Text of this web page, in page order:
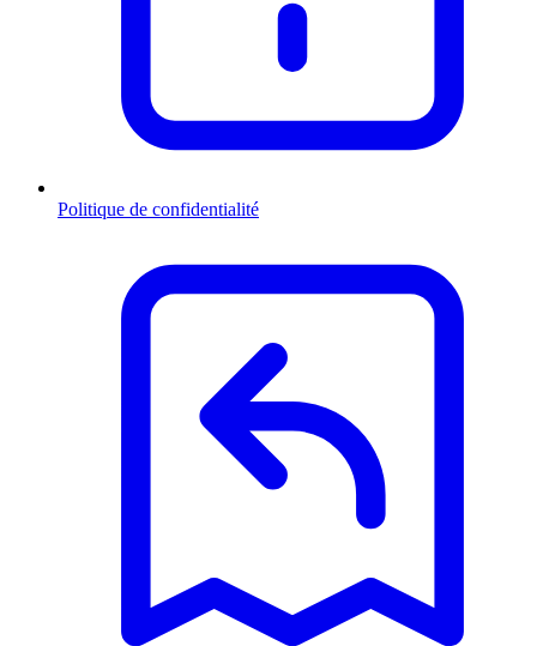
Politique de confidentialité